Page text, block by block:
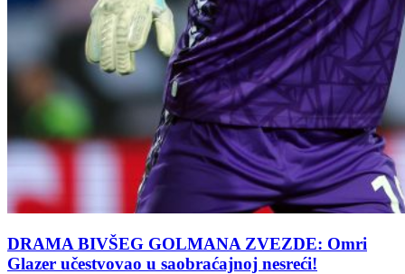
DRAMA BIVŠEG GOLMANA ZVEZDE: Omri
Glazer učestvovao u saobraćajnoj nesreći!